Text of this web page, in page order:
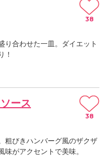
り合わせた一皿。ダイエット
！
38
ース
粗びきハンバーグ風のザクザ
がアクセントで美味。
38